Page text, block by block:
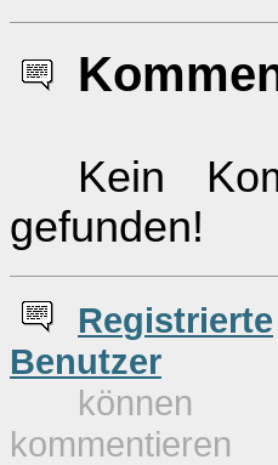
Kein
gefunden!
Registrierte
Benutzer
können
kommentieren